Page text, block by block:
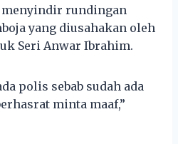
rundingan
yang diusahakan oleh
Seri Anwar Ibrahim.
polis sebab sudah ada
minta maaf,”